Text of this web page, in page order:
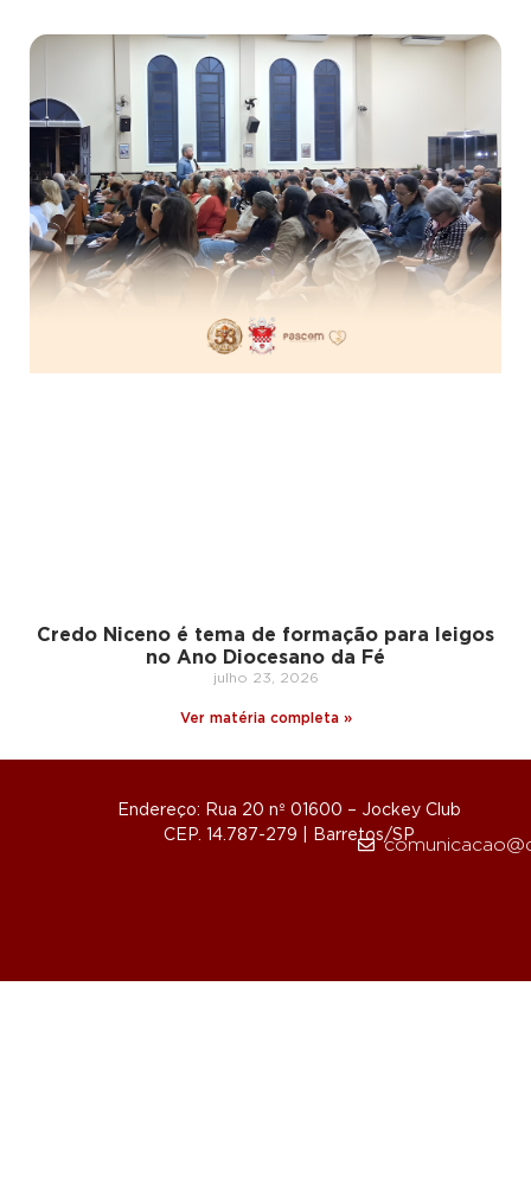
Credo Niceno é tema de formação para leigos
no Ano Diocesano da Fé
julho 23, 2026
Ver matéria completa »
Endereço: Rua 20 nº 01600 – Jockey Club
CEP. 14.787-279 | Barretos/SP